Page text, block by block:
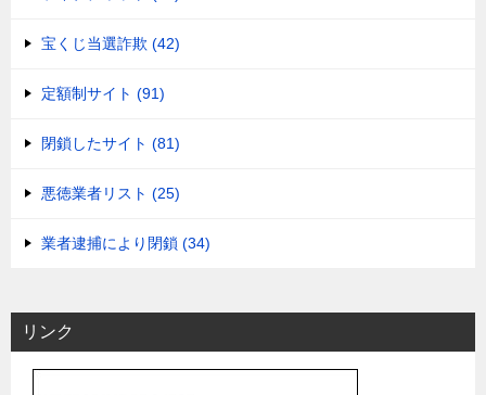
宝くじ当選詐欺 (42)
定額制サイト (91)
閉鎖したサイト (81)
悪徳業者リスト (25)
業者逮捕により閉鎖 (34)
リンク